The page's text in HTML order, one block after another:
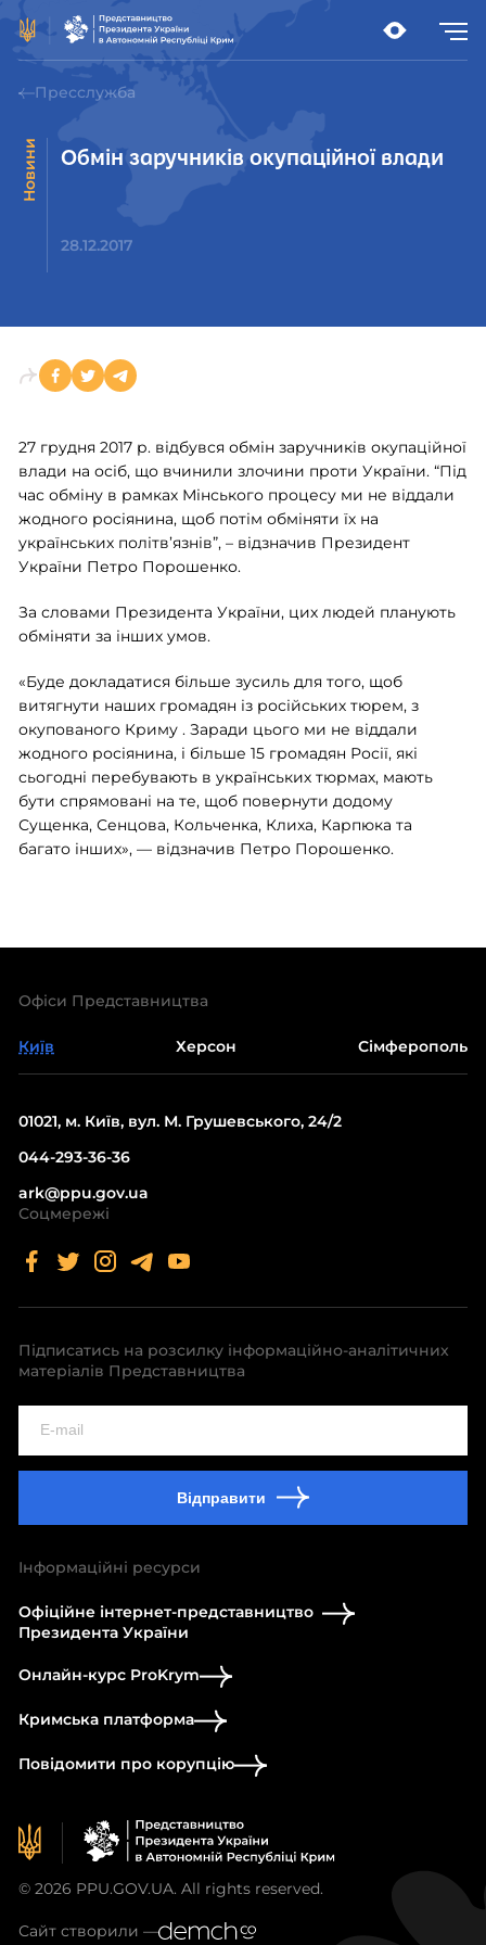
Пресслужба
Новини Обмін заручників окупаційної влади
28.12.2017
27 грудня 2017 р. відбувся обмін заручників окупаційної
влади на осіб, що вчинили злочини проти України. “Під
час обміну в рамках Мінського процесу ми не віддали
жодного росіянина, щоб потім обміняти їх на
українських політв’язнів”, – відзначив Президент
України Петро Порошенко.
За словами Президента України, цих людей планують
обміняти за інших умов.
«Буде докладатися більше зусиль для того, щоб
витягнути наших громадян із російських тюрем, з
окупованого Криму . Заради цього ми не віддали
жодного росіянина, і більше 15 громадян Росії, які
сьогодні перебувають в українських тюрмах, мають
бути спрямовані на те, щоб повернути додому
Сущенка, Сенцова, Кольченка, Клиха, Карпюка та
багато інших», — відзначив Петро Порошенко.
Офіси Представництва
Київ Херсон Сімферополь
01021, м. Київ, вул. М. Грушевського, 24/2
044-293-36-36
ark@ppu.gov.ua
Соцмережі
Підписатись на розсилку інформаційно-аналітичних
матеріалів Представництва
Відправити
Інформаційні ресурси
Офіційне інтернет-представництво
Президента України
Онлайн-курс ProKrym
Кримська платформа
Повідомити про корупцію
© 2026 PPU.GOV.UA. All rights reserved.
Сайт створили —